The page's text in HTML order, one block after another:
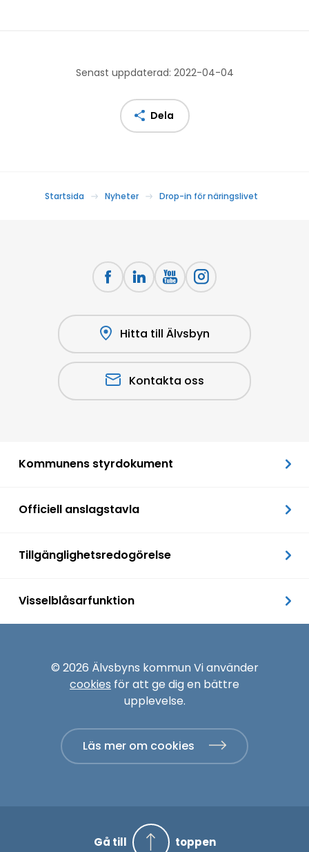
Senast uppdaterad: 2022-04-04
Dela
Startsida Nyheter Drop-in för näringslivet
Hitta till Älvsbyn
Kontakta oss
Kommunens styrdokument
Officiell anslagstavla
Tillgänglighetsredogörelse
Visselblåsarfunktion
© 2026 Älvsbyns kommun Vi använder
cookies för att ge dig en bättre
upplevelse.
Läs mer om cookies
Gå till toppen